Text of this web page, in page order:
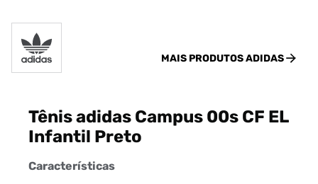
MAIS PRODUTOSADIDAS
Tênis adidas Campus 00s CF EL
Infantil Preto
Características